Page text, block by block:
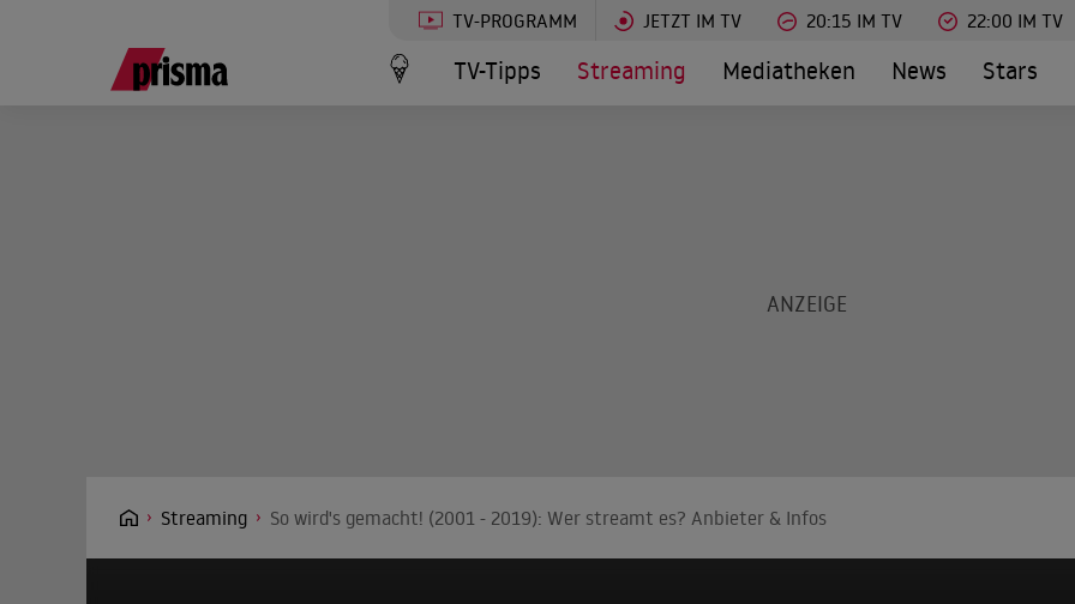
TV-PROGRAMM JETZT IM TV 20:15 IM TV 22:00 IM TV
TV-Tipps Streaming Mediatheken News Stars
Streaming So wird's gemacht! (2001 - 2019): Wer streamt es? Anbieter & Infos